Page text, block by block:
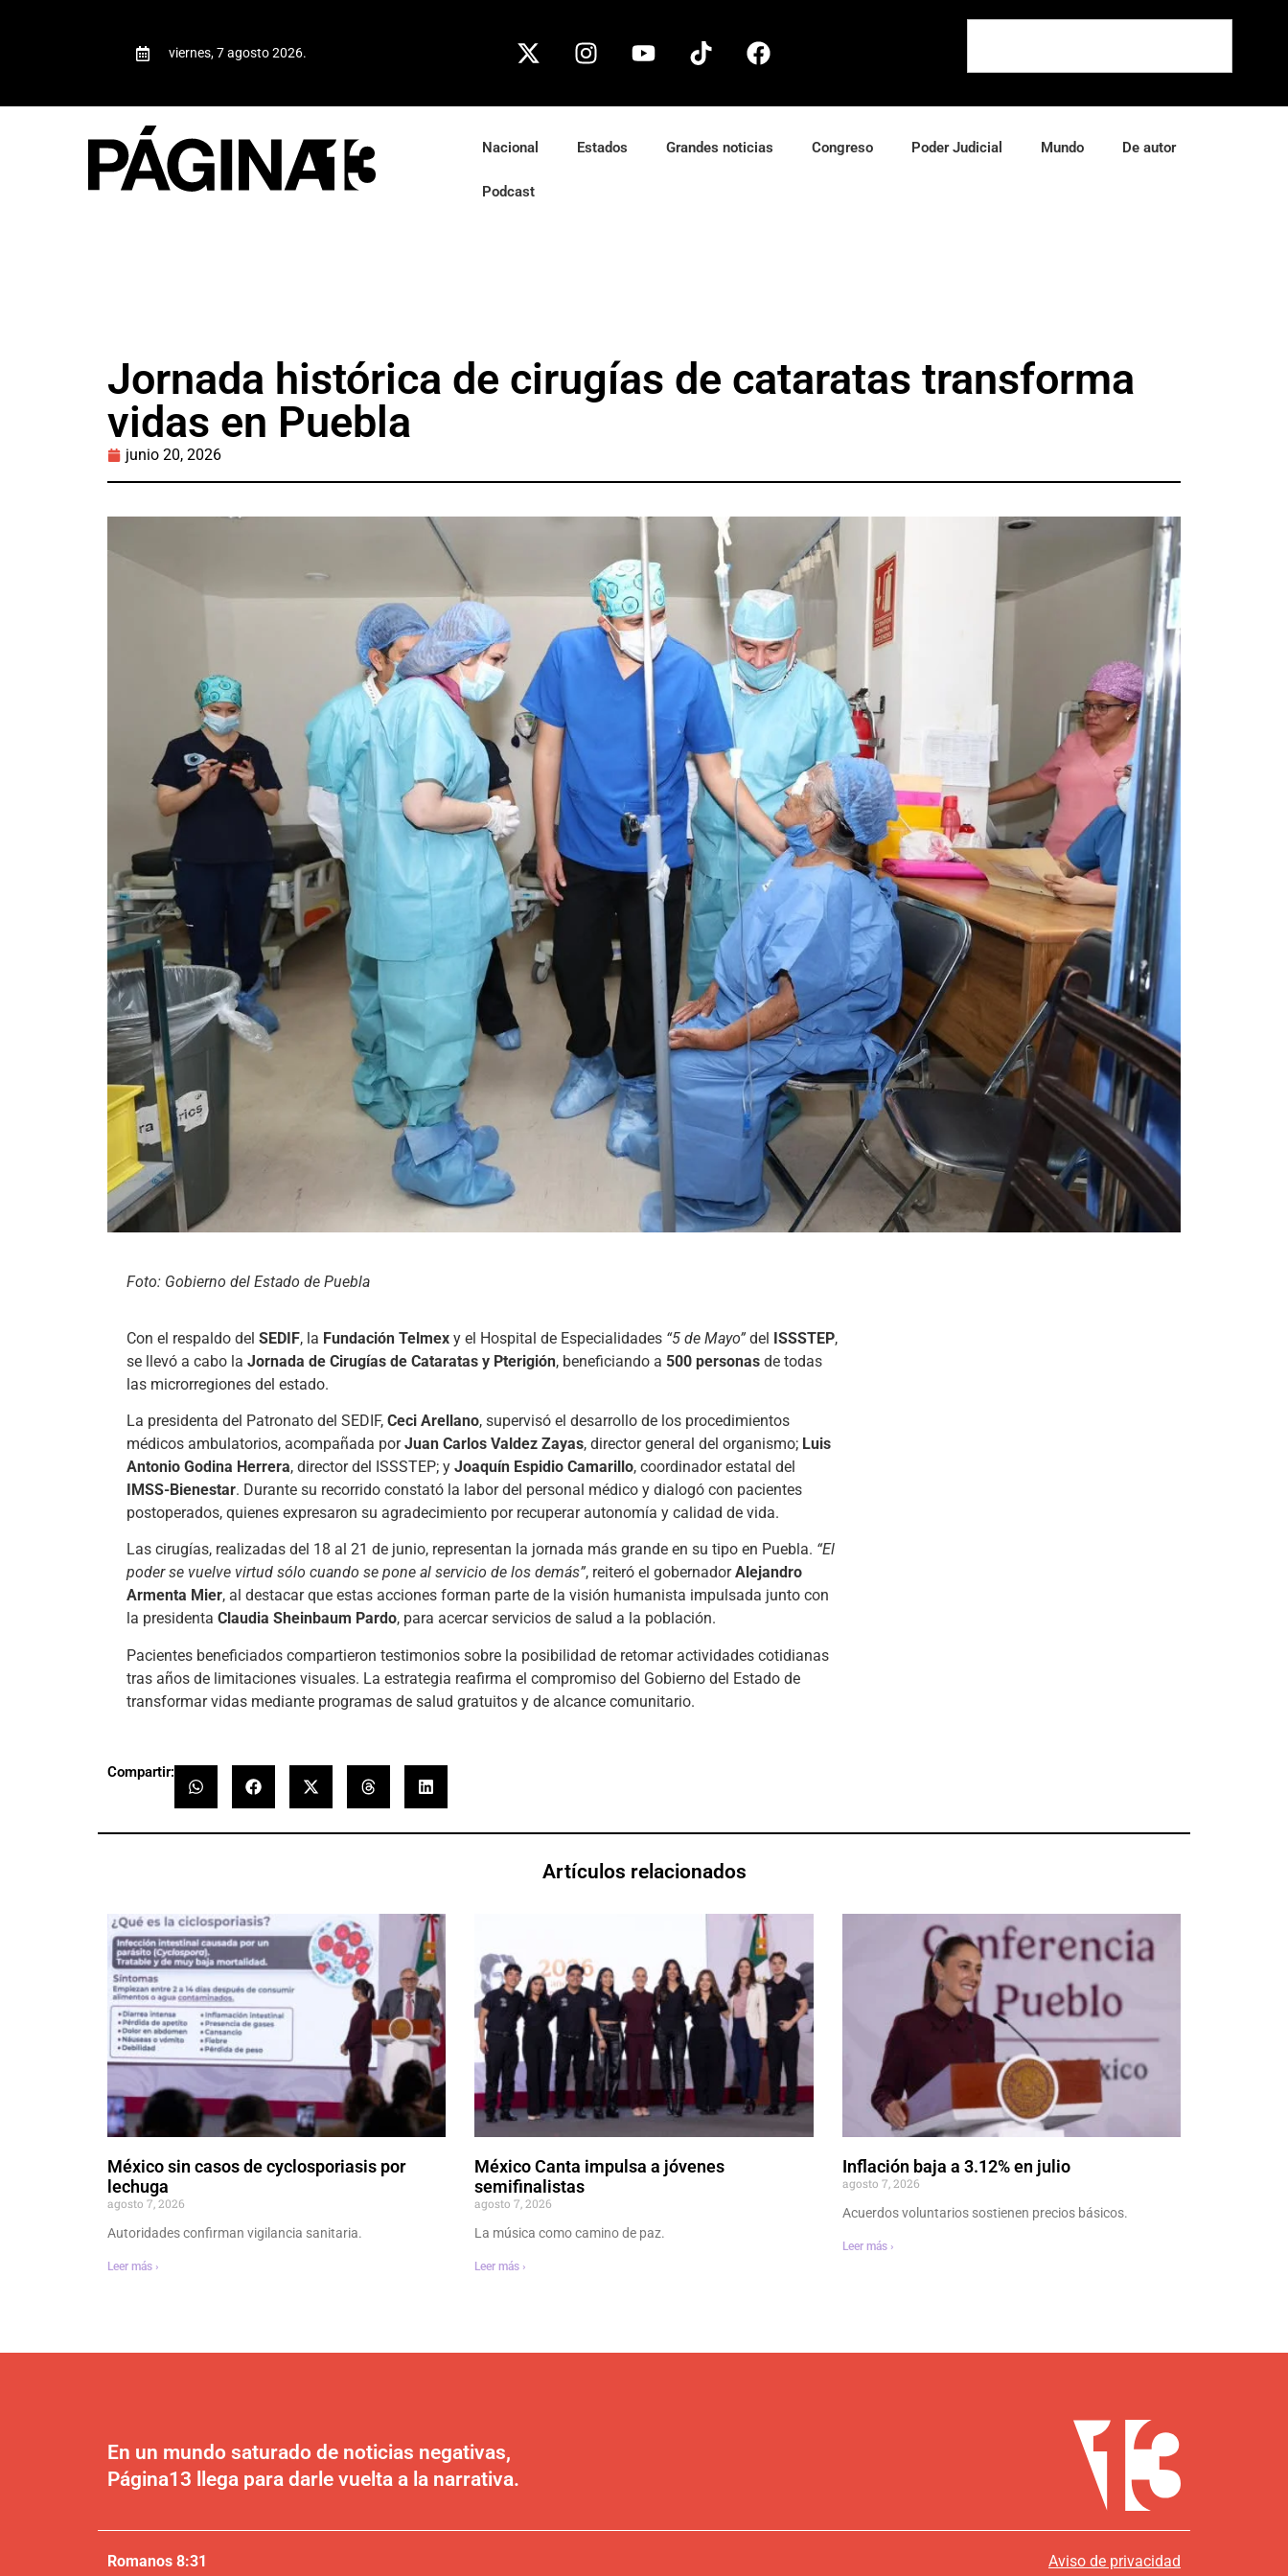
viernes, 7 agosto 2026.
Nacional Estados Grandes noticias Congreso Poder Judicial Mundo De autor
Podcast
Jornada histórica de cirugías de cataratas transforma
vidas en Puebla
junio 20, 2026
Foto: Gobierno del Estado de Puebla
Con el respaldo del SEDIF, la Fundación Telmex y el Hospital de Especialidades “5 de Mayo” del ISSSTEP,
se llevó a cabo la Jornada de Cirugías de Cataratas y Pterigión, beneficiando a 500 personas de todas
las microrregiones del estado.
La presidenta del Patronato del SEDIF, Ceci Arellano, supervisó el desarrollo de los procedimientos
médicos ambulatorios, acompañada porJuan Carlos Valdez Zayas, director general del organismo; Luis
Antonio Godina Herrera, director del ISSSTEP; y Joaquín Espidio Camarillo, coordinador estatal del
IMSS-Bienestar. Durante su recorrido constató la labor del personal médico y dialogó con pacientes
postoperados, quienes expresaron su agradecimiento por recuperar autonomía y calidad de vida.
Las cirugías, realizadas del 18 al 21 de junio, representan la jornada más grande en su tipo en Puebla. “El
poder se vuelve virtud sólo cuando se pone al servicio de los demás”, reiteró el gobernadorAlejandro
Armenta Mier, al destacar que estas acciones forman parte de la visión humanista impulsada junto con
la presidenta Claudia Sheinbaum Pardo, para acercar servicios de salud a la población.
Pacientes beneficiados compartieron testimonios sobre la posibilidad de retomar actividades cotidianas
tras años de limitaciones visuales. La estrategia reafirma el compromiso del Gobierno del Estado de
transformar vidas mediante programas de salud gratuitos y de alcance comunitario.
Compartir:
Artículos relacionados
México sin casos de cyclosporiasis por
lechuga
agosto 7, 2026
Autoridades confirman vigilancia sanitaria.
Leer más ›
México Canta impulsa a jóvenes
semifinalistas
agosto 7, 2026
La música como camino de paz.
Leer más ›
Inflación baja a 3.12% en julio
agosto 7, 2026
Acuerdos voluntarios sostienen precios básicos.
Leer más ›
En un mundo saturado de noticias negativas,
Página13 llega para darle vuelta a la narrativa.
Romanos 8:31 Aviso de privacidad